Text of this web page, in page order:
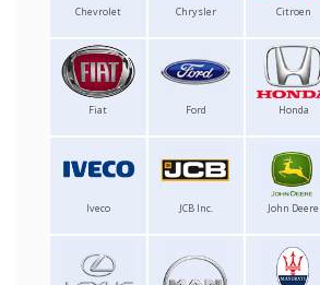
Chevrolet Chrysler Citroen
Fiat Ford Honda
Iveco JCB Inc. John Deere